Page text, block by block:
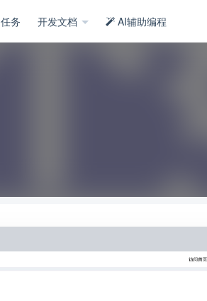
任务 开发文档 AI辅助编程